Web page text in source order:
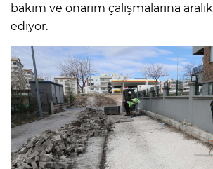
bakım ve onarım çalışmalarına
ediyor.